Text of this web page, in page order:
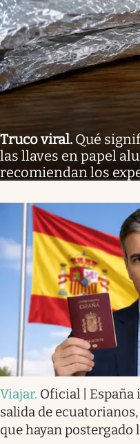
Truco viral. Qué
las llaves en papel
recomiendan los
Viajar. Oficial | España
salida de
que hayan postergado